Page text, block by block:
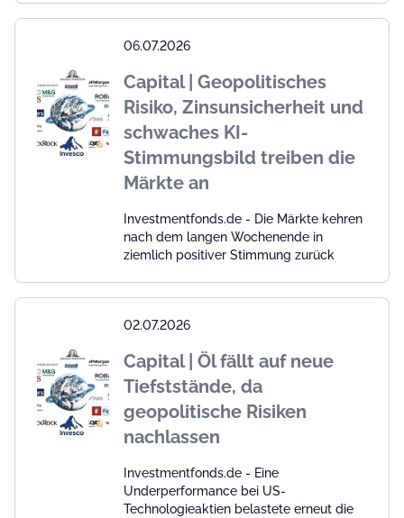
06.07.2026
Capital | Geopolitisches
Risiko, Zinsunsicherheit und
schwaches KI-
Stimmungsbild treiben die
Märkte an
Investmentfonds.de - Die Märkte kehren
nach dem langen Wochenende in
ziemlich positiver Stimmung zurück
02.07.2026
Capital | Öl fällt auf neue
Tiefststände, da
geopolitische Risiken
nachlassen
Investmentfonds.de - Eine
Underperformance bei US-
Technologieaktien belastete erneut die